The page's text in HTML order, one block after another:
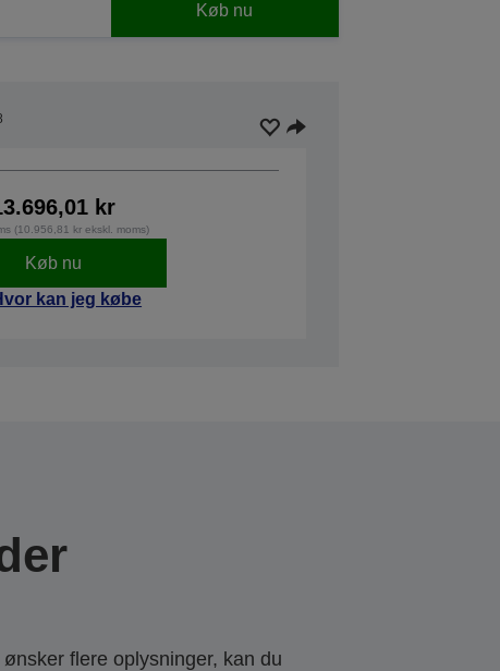
Køb nu
kr
(10.956,81 kr ekskl. moms)
Køb nu
kan jeg købe
flere oplysninger, kan du